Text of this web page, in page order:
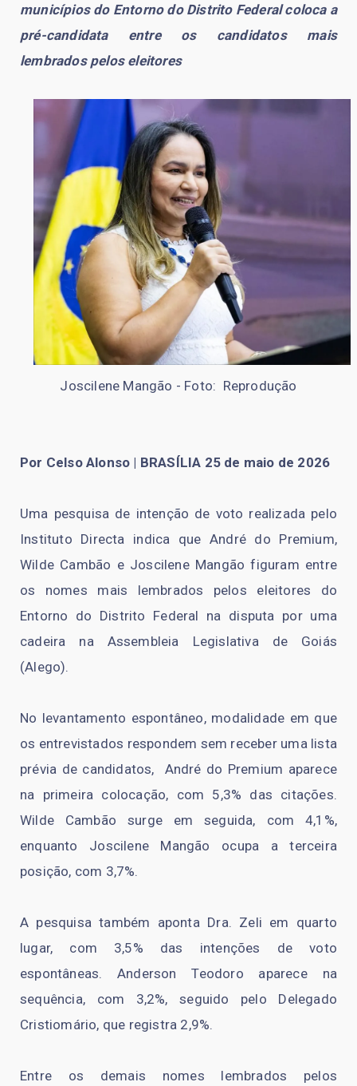
municípios do Entorno do Distrito Federal coloca a
pré-candidata entre os candidatos mais
lembrados pelos eleitores
Joscilene Mangão - Foto: Reprodução
Por Celso Alonso | BRASÍLIA 25 de maio de 2026
Uma pesquisa de intenção de voto realizada pelo
Instituto Directa indica que André do Premium,
Wilde Cambão e Joscilene Mangão figuram entre
os nomes mais lembrados pelos eleitores do
Entorno do Distrito Federal na disputa por uma
cadeira na Assembleia Legislativa de Goiás
(Alego).
No levantamento espontâneo, modalidade em que
os entrevistados respondem sem receber uma lista
prévia de candidatos, André do Premium aparece
na primeira colocação, com 5,3% das citações.
Wilde Cambão surge em seguida, com 4,1%,
enquanto Joscilene Mangão ocupa a terceira
posição, com 3,7%.
A pesquisa também aponta Dra. Zeli em quarto
lugar, com 3,5% das intenções de voto
espontâneas. Anderson Teodoro aparece na
sequência, com 3,2%, seguido pelo Delegado
Cristiomário, que registra 2,9%.
Entre os demais nomes lembrados pelos